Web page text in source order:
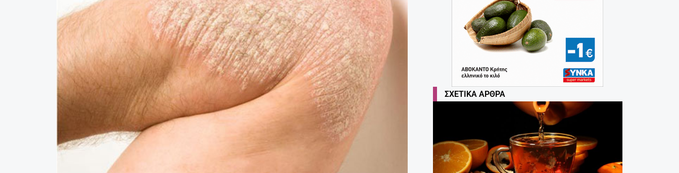
ΣΧΕΤΙΚΆ ΆΡΘΡΑ